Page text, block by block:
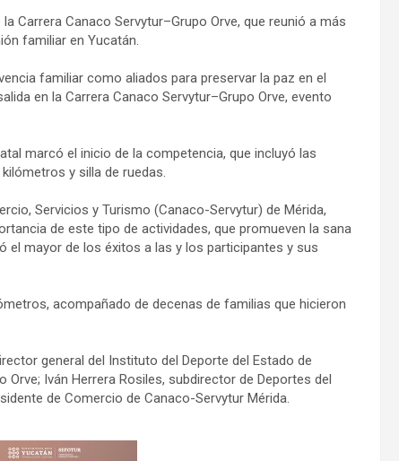
Carrera Canaco Servytur–Grupo Orve, que reunió a más
familiar en Yucatán.
familiar como aliados para preservar la paz en el
en la Carrera Canaco Servytur–Grupo Orve, evento
marcó el inicio de la competencia, que incluyó las
y silla de ruedas.
Servicios y Turismo (Canaco-Servytur) de Mérida,
de este tipo de actividades, que promueven la sana
el mayor de los éxitos a las y los participantes y sus
acompañado de decenas de familias que hicieron
general del Instituto del Deporte del Estado de
Orve; Iván Herrera Rosiles, subdirector de Deportes del
de Comercio de Canaco-Servytur Mérida.